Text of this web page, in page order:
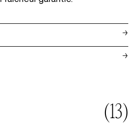
(13)